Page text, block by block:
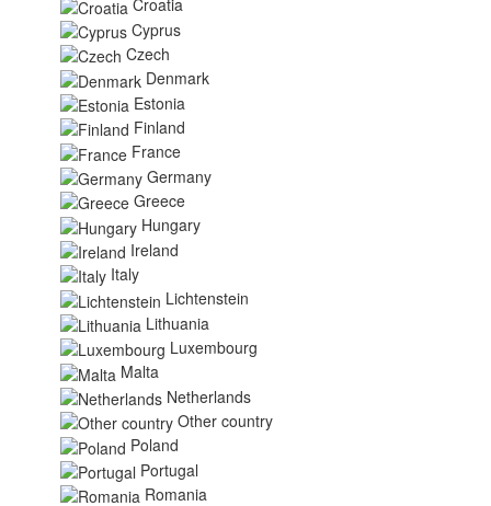
Croatia
Cyprus
Czech
Denmark
Estonia
Finland
France
Germany
Greece
Hungary
Ireland
Italy
Lichtenstein
Lithuania
Luxembourg
Malta
Netherlands
Other country
Poland
Portugal
Romania